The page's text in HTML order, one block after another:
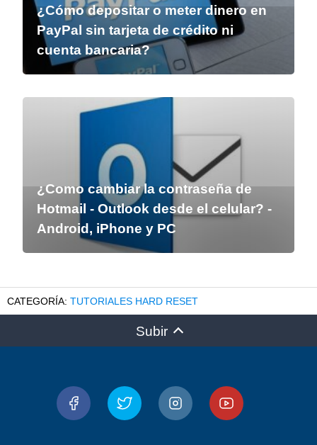
¿Cómo depositar o meter dinero en
PayPal sin tarjeta de crédito ni
cuenta bancaria?
¿Como cambiar la contraseña de
Hotmail - Outlook desde el celular? -
Android, iPhone y PC
TUTORIALES HARD RESET
Subir